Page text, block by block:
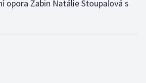
opora Žabin Natálie Stoupalová s